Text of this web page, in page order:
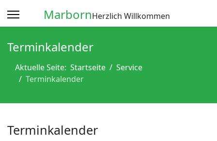
MarbornHerzlich Willkommen
Terminkalender
Aktuelle Seite: Startseite
Service
Terminkalender
Terminkalender